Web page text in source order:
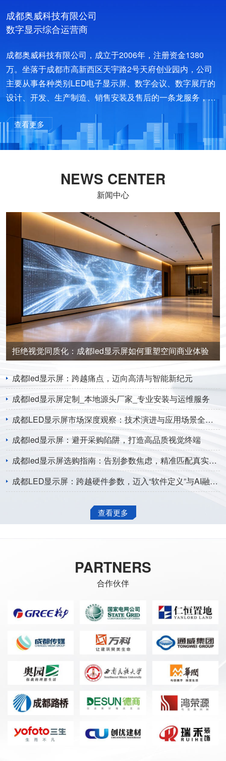
成都奥威科技有限公司
数字显示综合运营商
成都奥威科技有限公司，成立于2006年，注册资金1380
万。坐落于成都市高新西区天宇路2号天府创业园内，公司
主要从事各种类别LED电子显示屏、数字会议、数字展厅的
设计、开发、生产制造、销售安装及售后的一条龙服务，是
集科研、生产、销售为一体的高科技企业。公司凭借雄厚技
术和人才的优势，其产品先后涉足光电工程技术、自动识别
技术、智能化控制技术及其计算机网络及管理、系统集成等
数字高科技领域。
查看更多
NEWS CENTER
新闻中心
拒绝视觉同质化：成都led显示屏如何重塑空间商业体验
成都led显示屏：跨越痛点，迈向高清与智能新纪元
成都led显示屏定制_本地源头厂家_专业安装与运维服务
成都LED显示屏市场深度观察：技术演进与应用场景全面解析
成都led显示屏：避开采购陷阱，打造高品质视觉终端
成都led显示屏选购指南：告别参数焦虑，精准匹配真实需求
成都LED显示屏：跨越硬件参数，迈入“软件定义”与AI融合新纪元
查看更多
PARTNERS
合作伙伴